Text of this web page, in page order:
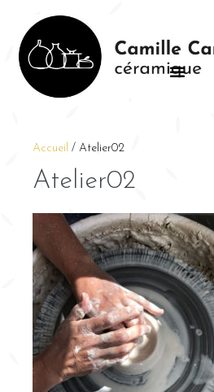
Accueil / Atelier02
Atelier02